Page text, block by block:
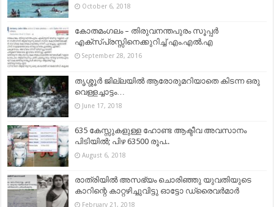
October 6, 2018
കോതമംഗലം – തിരുവനന്തപുരം സൂപ്പര്‍
എക്സ്പ്രസ്സിനെക്കുറിച്ച് എം.എല്‍.എ
September 28, 2016
തൃശ്ശൂർ ജില്ലയിൽ ആരോരുമറിയാതെ കിടന്ന ഒരു
വെള്ളച്ചാട്ടം…
June 17, 2018
635 കേസ്സുകളുള്ള ഹോണ്ട ആക്ടീവ അവസാനം
പിടിയിൽ; പിഴ 63500 രൂപ..
August 6, 2018
രാത്രിയിൽ അസഭ്യം ചൊരിഞ്ഞു യുവതിയുടെ
കാറിന്റെ കാറ്റഴിച്ചുവിട്ടു ഓട്ടോ ഡ്രൈവർമാർ
February 21, 2018